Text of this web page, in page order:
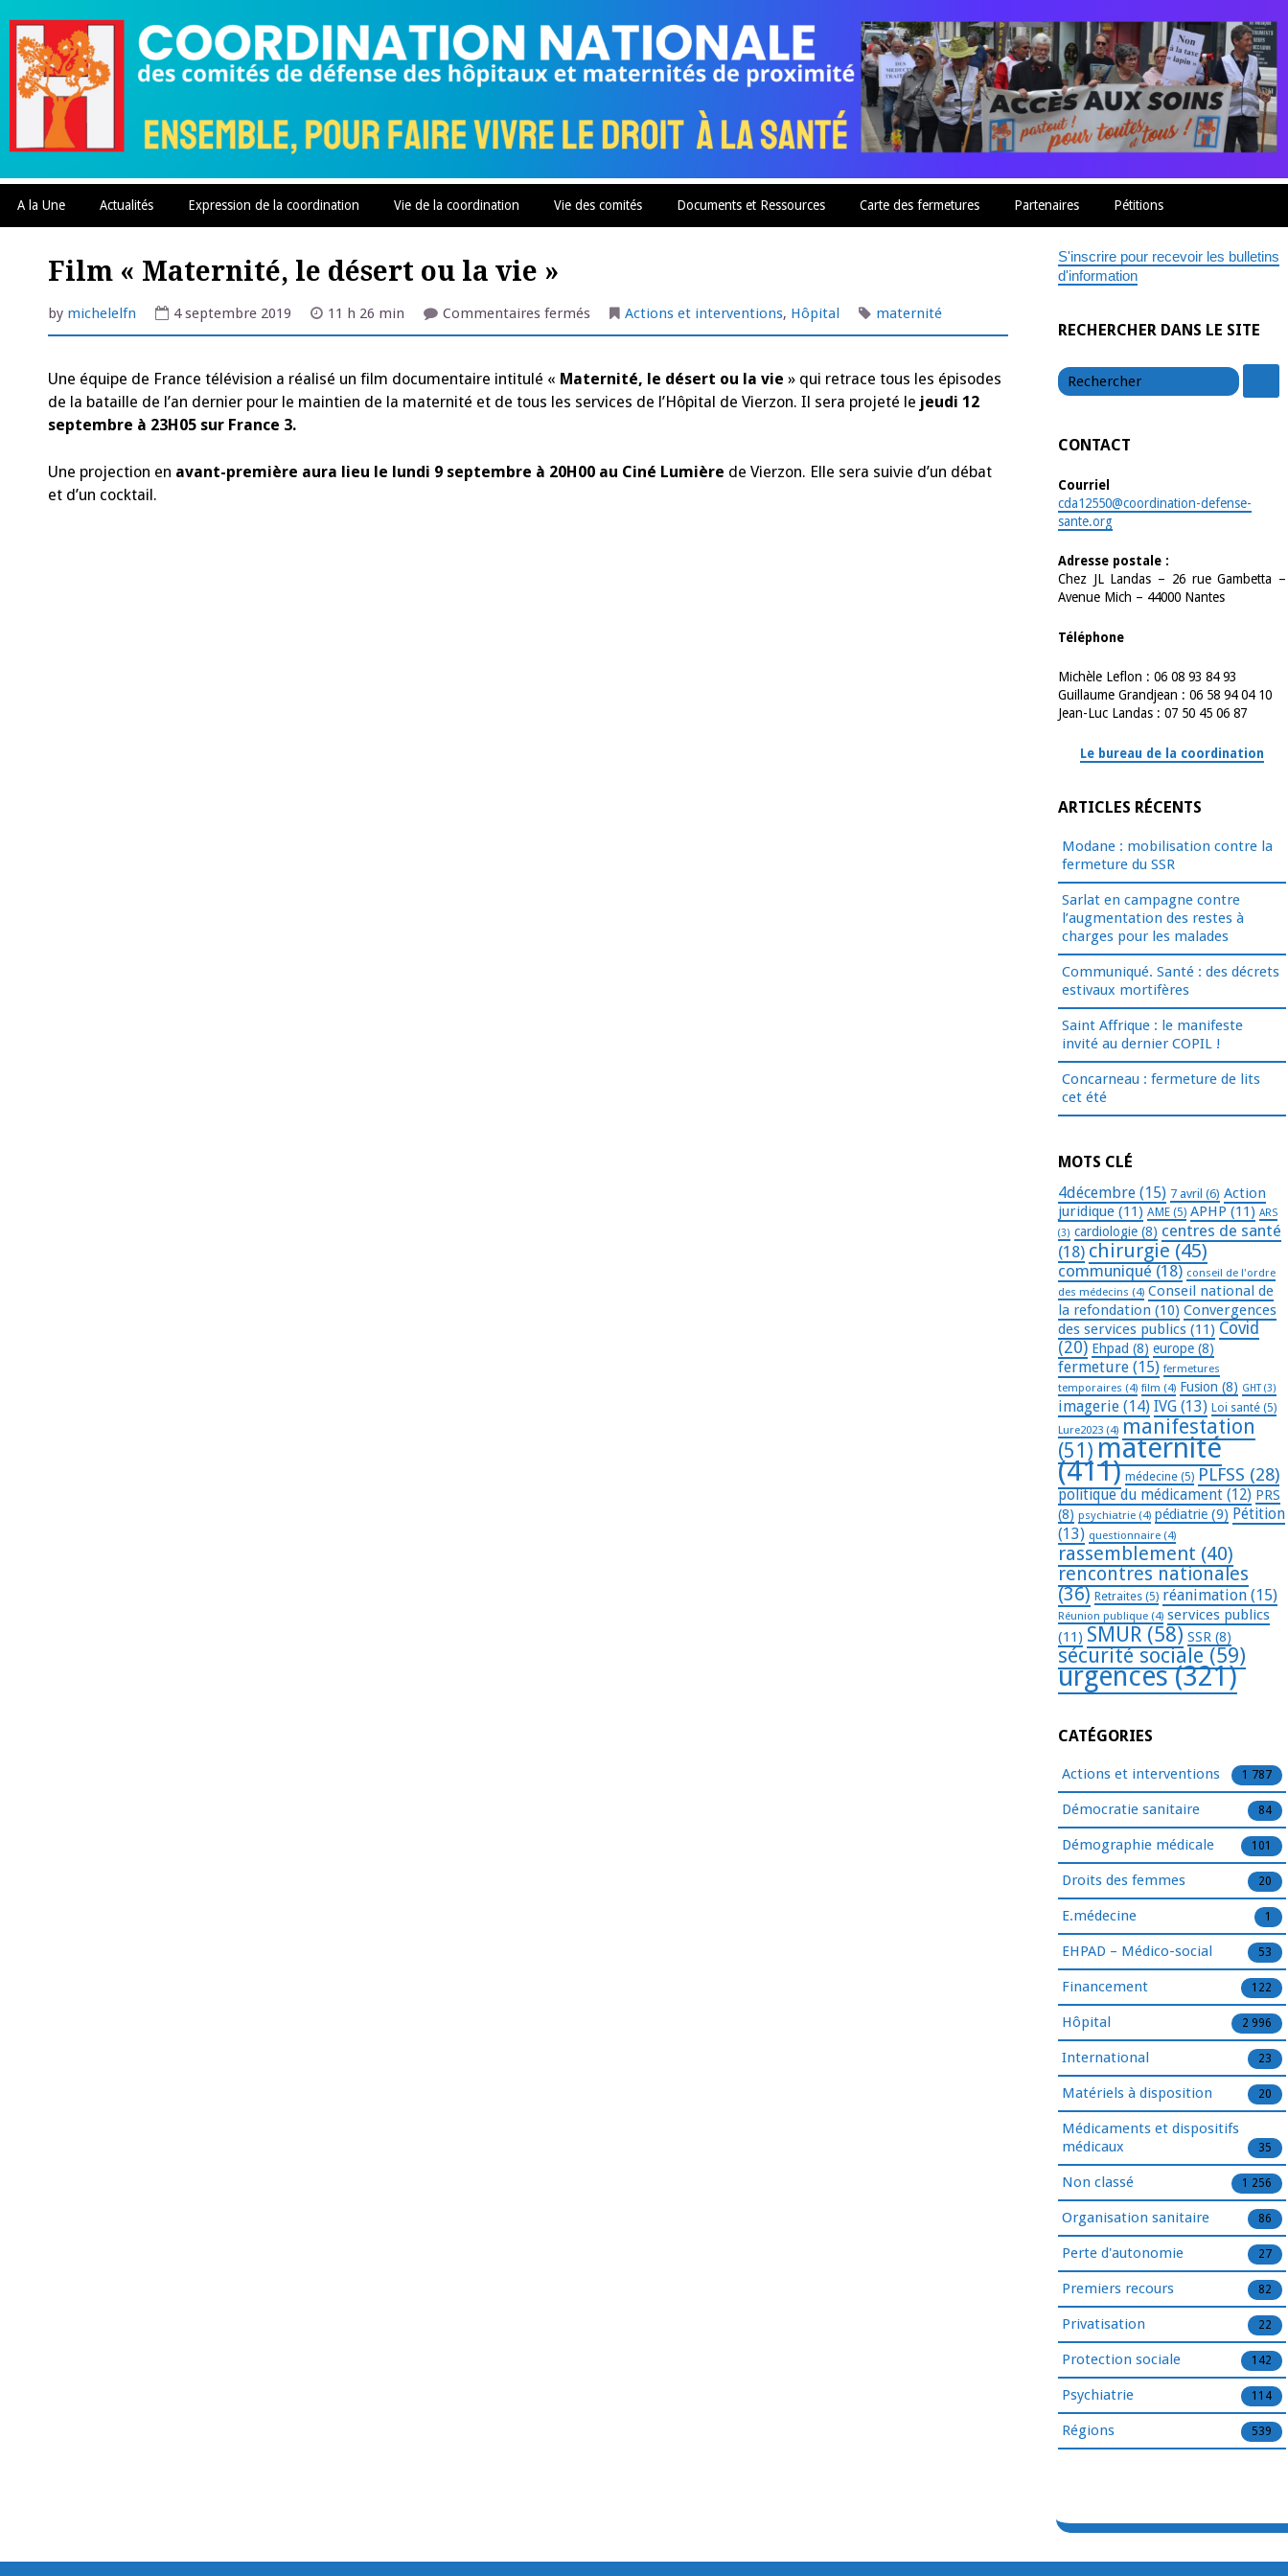
content
A la Une Actualités Expression de la coordination Vie de la coordination Vie des comités Documents et Ressources Carte des fermetures Partenaires Pétitions
Film « Maternité, le désert ou la vie »
by michelelfn 4 septembre 2019 11 h 26 min Commentaires ferméssur
« Maternité,
ou
vie »
Actions et interventions, Hôpital maternité
Une équipe de France télévision a réalisé un film documentaire intitulé « Maternité, le désert ou la vie » qui retrace tous les épisodes
de la bataille de l’an dernier pour le maintien de la maternité et de tous les services de l’Hôpital de Vierzon. Il sera projeté le jeudi 12
septembre à 23H05 sur France 3.
Une projection en avant-première aura lieu le lundi 9 septembre à 20H00 au Ciné Lumière de Vierzon. Elle sera suivie d’un débat
et d’un cocktail.
S'inscrire pour recevoir les bulletins
d'information
RECHERCHER DANS LE SITE
CONTACT
Courriel
cda12550@coordination-defense-
sante.org
Adresse postale :
Chez JL Landas – 26 rue Gambetta –
Avenue Mich – 44000 Nantes
Téléphone
Michèle Leflon : 06 08 93 84 93
Guillaume Grandjean : 06 58 94 04 10
Jean-Luc Landas : 07 50 45 06 87
Le bureau de la coordination
ARTICLES RÉCENTS
Modane : mobilisation contre la
fermeture du SSR
Sarlat en campagne contre
l’augmentation des restes à
charges pour les malades
Communiqué. Santé : des décrets
estivaux mortifères
Saint Affrique : le manifeste
invité au dernier COPIL !
Concarneau : fermeture de lits
cet été
MOTS CLÉ
4décembre (15) 7 avril (6) Action
juridique (11) AME (5) APHP (11) ARS
(3) cardiologie (8) centres de santé
(18) chirurgie (45)
communiqué (18) conseil de l'ordre
des médecins (4) Conseil national de
la refondation (10) Convergences
des services publics (11) Covid
(20) Ehpad (8) europe (8)
fermeture (15) fermetures
temporaires (4) film (4) Fusion (8) GHT(3)
imagerie (14) IVG (13) Loi santé (5)
Lure2023 (4) manifestation
(51) maternité
(411) médecine (5) PLFSS (28)
politique du médicament (12) PRS
(8) psychiatrie (4) pédiatrie (9) Pétition
(13) questionnaire (4)
rassemblement (40)
rencontres nationales
(36) Retraites (5) réanimation (15)
Réunion publique (4) services publics
(11) SMUR (58) SSR (8)
sécurité sociale (59)
urgences(321)
CATÉGORIES
Actions et interventions 1 787
Démocratie sanitaire 84
Démographie médicale 101
Droits des femmes 20
E.médecine 1
EHPAD – Médico-social 53
Financement 122
Hôpital 2 996
International 23
Matériels à disposition 20
Médicaments et dispositifs
médicaux
35
Non classé 1 256
Organisation sanitaire 86
Perte d'autonomie 27
Premiers recours 82
Privatisation 22
Protection sociale 142
Psychiatrie 114
Régions 539